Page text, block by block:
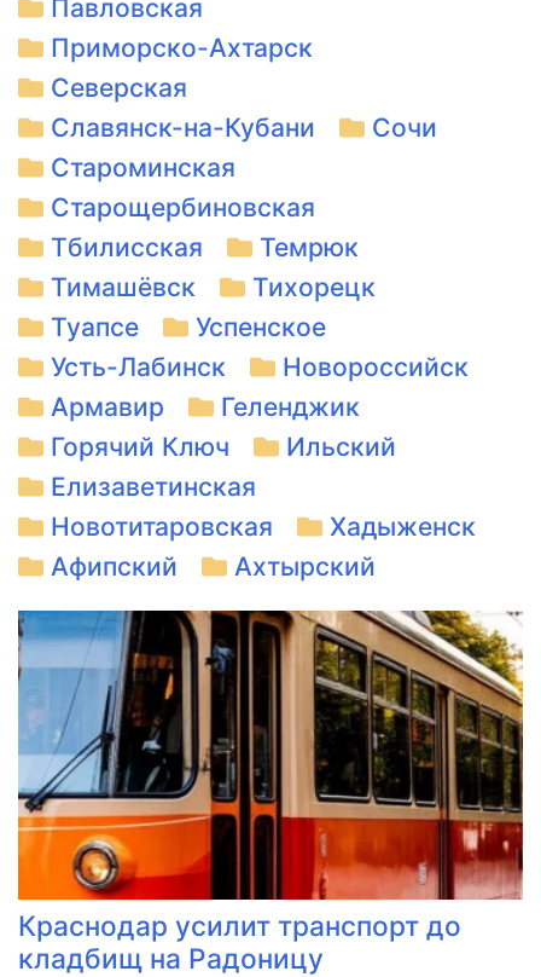
Павловская
Приморско-Ахтарск
Северская
Славянск-на-Кубани
Сочи
Староминская
Старощербиновская
Тбилисская
Темрюк
Тимашёвск
Тихорецк
Туапсе
Успенское
Усть-Лабинск
Новороссийск
Армавир
Геленджик
Горячий Ключ
Ильский
Елизаветинская
Новотитаровская
Хадыженск
Афипский
Ахтырский
Краснодар усилит транспорт до
кладбищ на Радоницу